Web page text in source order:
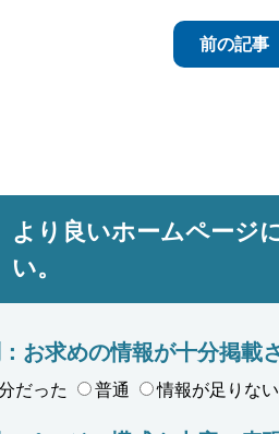
前の記事
より良いホームページ
い。
お求めの情報が十分掲載
だった 普通 情報が足りない